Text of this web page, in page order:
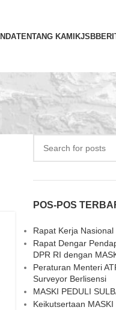
TENTANG KAMIKJSB
POS-POS
Rapat Kerja Nasional
Rapat Dengar
DPR RI dengan
Peraturan Menteri
Surveyor Berlisensi
MASKI PEDULI
Keikutsertaan